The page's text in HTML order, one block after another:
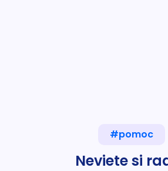
#pomoc
Neviete si